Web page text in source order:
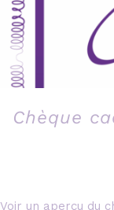
Chèque
Voir un aperçu du